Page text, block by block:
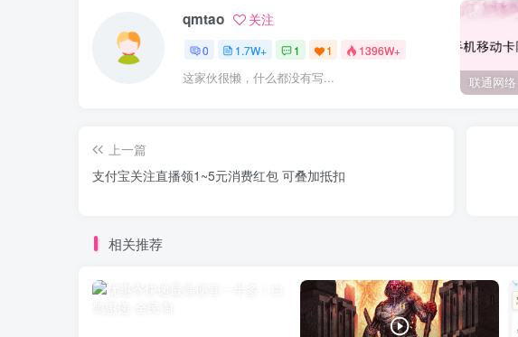
qmtao 关注
0 1.7W+ 1 1 1396W+
这家伙很懒，什么都没有写...
上一篇
支付宝关注直播领1~5元消费红包 可叠加抵扣
相关推荐